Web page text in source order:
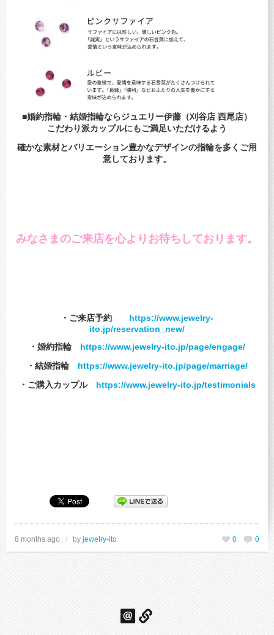
■婚約指輪・結婚指輪ならジュエリー伊藤（刈谷店 西尾店）
こだわり派カップルにもご満足いただけるよう
確かな素材とバリエーション豊かなデザインの指輪を多くご用
意しております。
みなさまのご来店を心よりお待ちしております。
・ご来店予約 https://www.jewelry-
ito.jp/reservation_new/
・婚約指輪 https://www.jewelry-ito.jp/page/engage/
・結婚指輪 https://www.jewelry-ito.jp/page/marriage/
・ご購入カップル https://www.jewelry-ito.jp/testimonials
8 months ago / by jewelry-ito 0
0